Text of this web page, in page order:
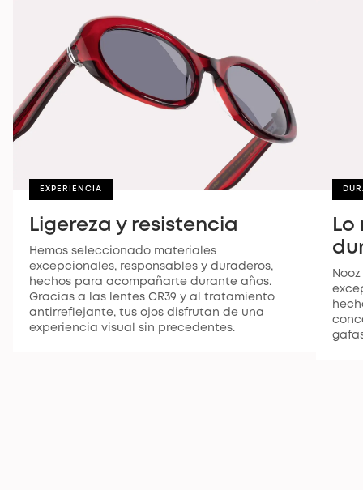
EXPERIENCIA
Ligereza y resistencia
Hemos seleccionado materiales
excepcionales, responsables y duraderos,
hechos para acompañarte durante años.
Gracias a las lentes CR39 y al tratamiento
antirreflejante, tus ojos disfrutan de una
experiencia visual sin precedentes.